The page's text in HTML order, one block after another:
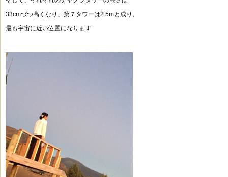
33cmづつ高くなり、 第７タワーは2.5mと成り、
最も宇宙に近い位置になります